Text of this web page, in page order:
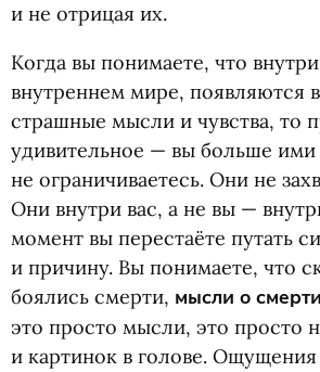
и не отрицая их.
Когда вы понимаете, что
внутреннем мире, появляются
страшные мысли и чувства, то
удивительное — вы больше ими
не ограничиваетесь. Они не
Они внутри вас, а не вы —
момент вы перестаёте путать
и причину. Вы понимаете, что
боялись смерти, мысли о
это просто мысли, это просто
и картинок в голове. Ощущения